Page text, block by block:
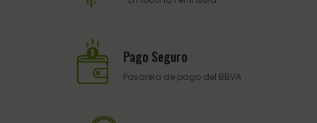
Pago Seguro
Pasarela de pago del BBVA